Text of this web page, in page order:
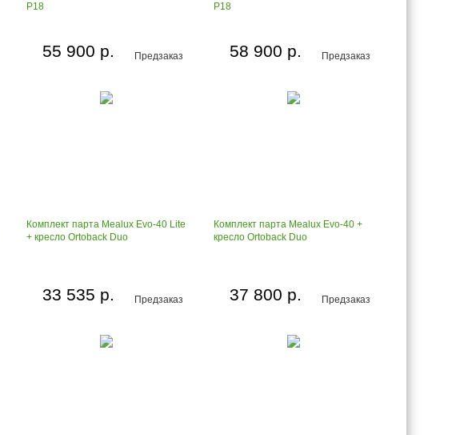
P18
Предзаказ
55 900 р.
P18
Предзаказ
58 900 р.
Комплект парта Mealux Evo-40 Lite
+ кресло Ortoback Duo
Предзаказ
33 535 р.
Комплект парта Mealux Evo-40 +
кресло Ortoback Duo
Предзаказ
37 800 р.